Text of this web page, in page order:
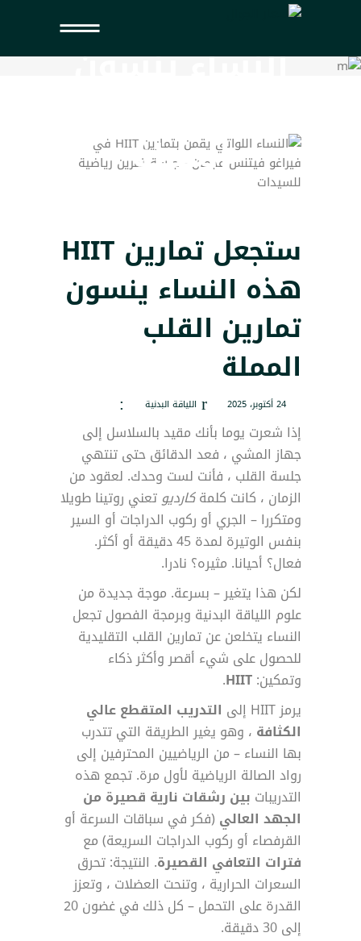
النساء ينسون
المملة
ستجعل تمارين HIIT
هذه النساء ينسون
تمارين القلب
المملة
24 أكتوبر، 2025 اللياقة البدنية
إذا شعرت يوما بأنك مقيد بالسلاسل إلى
جهاز المشي ، فعد الدقائق حتى تنتهي
جلسة القلب ، فأنت لست وحدك. لعقود من
الزمان ، كانت كلمةكارديوتعني روتينا طويلا
ومتكررا – الجري أو ركوب الدراجات أو السير
بنفس الوتيرة لمدة 45 دقيقة أو أكثر.
فعال؟ أحيانا. مثيره؟ نادرا.
لكن هذا يتغير – بسرعة. موجة جديدة من
علوم اللياقة البدنية وبرمجة الفصول تجعل
النساء يتخلعن عن تمارين القلب التقليدية
للحصول على شيء أقصر وأكثر ذكاء
وتمكين:HIIT
.
يرمز HIIT إلى
التدريب المتقطع عالي
الكثافة ، وهو يغير الطريقة التي تتدرب
بها النساء – من الرياضيين المحترفين إلى
رواد الصالة الرياضية لأول مرة. تجمع هذه
التدريبات بين رشقات نارية قصيرة من
الجهد العالي (فكر في سباقات السرعة أو
القرفصاء أو ركوب الدراجات السريعة) مع
فترات التعافي القصيرة. النتيجة: تحرق
السعرات الحرارية ، وتنحت العضلات ، وتعزز
القدرة على التحمل – كل ذلك في غضون 20
إلى 30 دقيقة.